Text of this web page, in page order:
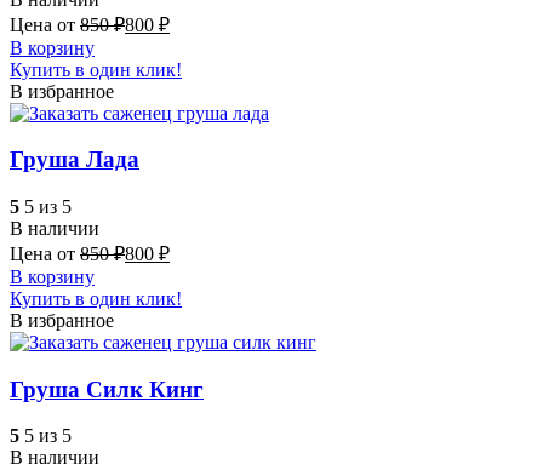
Цена от 850₽800 ₽
В корзину
Купить в один клик!
В избранное
Груша Лада
5 5 из 5
В наличии
Цена от 850₽800 ₽
В корзину
Купить в один клик!
В избранное
Груша Силк Кинг
5 5 из 5
В наличии